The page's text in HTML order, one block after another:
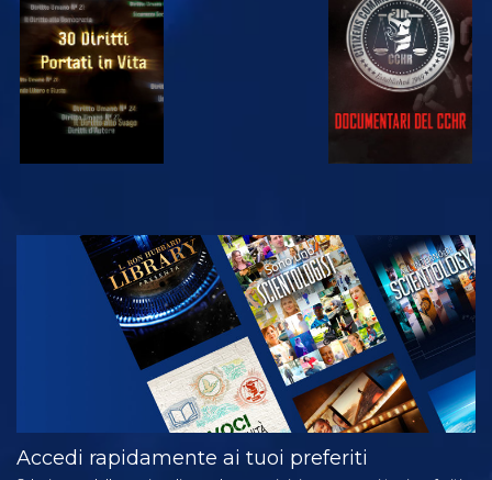
GUARDA GUARDA
GUARDA
ESPLORA LE
SERIE
Accedi rapidamente ai tuoi preferiti